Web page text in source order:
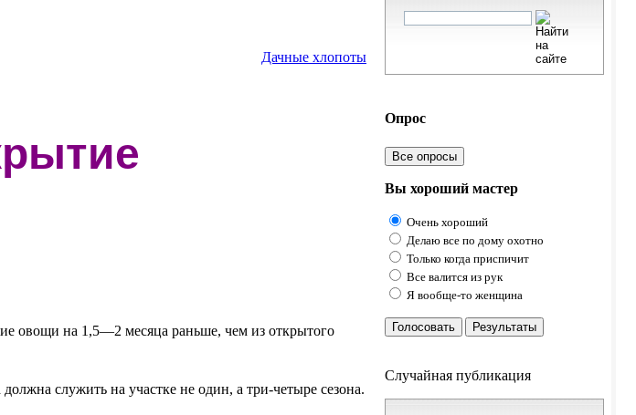
Дачные хлопоты
овощи на 1,5—2 месяца раньше, чем из открытого
служить на участке не один, а три-четыре сезона.
Опрос
Все опросы
Вы хороший мастер
Очень хороший
Делаю все по дому охотно
Только когда приспичит
Все валится из рук
Я вообще-то женщина
Голосовать Результаты
Случайная публикация